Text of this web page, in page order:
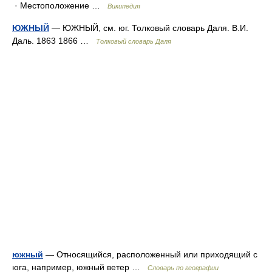
· Местоположение …
Википедия
ЮЖНЫЙ — ЮЖНЫЙ, см. юг. Толковый словарь Даля. В.И.
Даль. 1863 1866 …
Толковый словарь Даля
южный — Относящийся, расположенный или приходящий с
юга, например, южный ветер …
Словарь по географии